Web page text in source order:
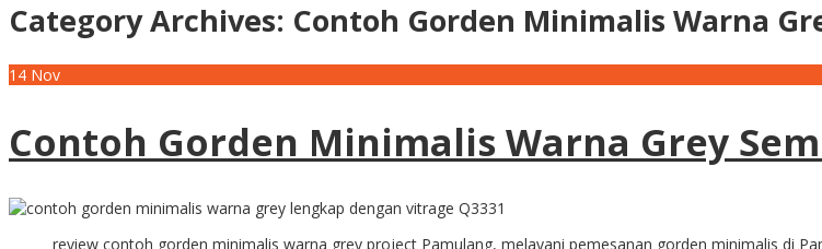
Category Archives: Contoh Gorden Minimalis Warna
14 Nov
Contoh Gorden Minimalis Warna Grey
review contoh gorden minimalis warna grey project Pamulang, melayani pemesanan gorden minimalis di